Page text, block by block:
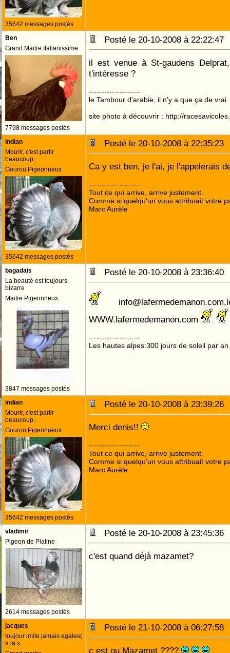
35642 messages postés
Ben
Grand Maitre Italianissime
7798 messages postés
Posté le 20-10-2008 à
il est venue à St-gaudens
t'intéresse ?
--------------------
le Tambour d'arabie, il n'y a que ça de vrai
site photo à découvrir : http://
indian
Mourir, c'est partir
beaucoup.
Gourou Pigeonneux
35642 messages postés
Posté le 20-10-2008 à
Ca y est ben, je l'ai, je l'appelerais
--------------------
Tout ce qui arrive, arrive justement.
Comme si quelqu'un vous attribuait votre
Marc Aurèle
bagadais
La beauté est toujours
bizarre
Maitre Pigeonneux
3847 messages postés
Posté le 20-10-2008 à
WWW.lafermedemanon.com
--------------------
Les hautes alpes:300 jours de soleil par an
indian
Mourir, c'est partir
beaucoup.
Gourou Pigeonneux
35642 messages postés
Posté le 20-10-2008 à
Merci denis!!
--------------------
Tout ce qui arrive, arrive justement.
Comme si quelqu'un vous attribuait votre
Marc Aurèle
vladimir
Pigeon de Platine
2614 messages postés
Posté le 20-10-2008 à
c'est quand déjà mazamet?
jacques
toujour imite jamais egales(
a la s
Posté le 21-10-2008 à
c est ou Mazamet ????